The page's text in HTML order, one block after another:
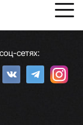
сетях: